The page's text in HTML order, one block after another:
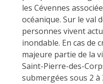
les Cévennes
océanique. Sur le val
personnes vivent
inondable. En cas de
majeure partie de la
Saint-Pierre-des-
submergées sous 2 à